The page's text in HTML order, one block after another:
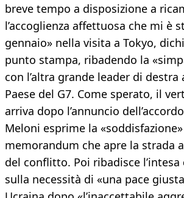
breve tempo a disposizione a
l’accoglienza affettuosa che mi è
gennaio» nella visita a Tokyo,
punto stampa, ribadendo la
con l’altra grande leader di
Paese del G7. Come sperato, il
arriva dopo l’annuncio
Meloni esprime la
memorandum che apre la strada
del conflitto. Poi ribadisce
sulla necessità di «una pace